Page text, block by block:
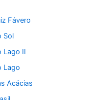
Fávero
Sol
Lago II
Lago
Acácias